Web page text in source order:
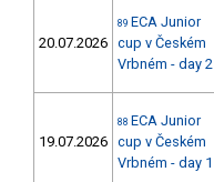
20.07.2026
89 ECA Junior
cup v Českém
Vrbném - day 2
19.07.2026
88 ECA Junior
cup v Českém
Vrbném - day 1